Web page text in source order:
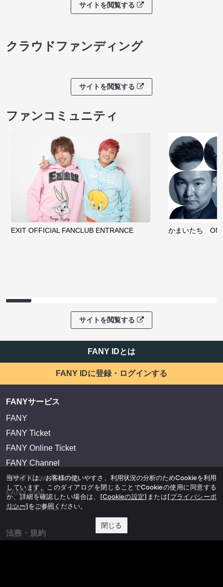
サイトを閲覧する
クラウドファンディング
サイトを閲覧する
ファンコミュニティ
EXIT OFFICIAL FANCLUB ENTRANCE かまいたち
サイトを閲覧する
FANY IDとは
FANY IDに登録・ログインする
FANYサービス
FANY
FANY Ticket
FANY Online Ticket
FANY Channel
FANY Crowdfunding
FANY Mall
FANY Commu
法務・規約
当サイトは、お客様の使いやすさ、利用状況の分析のためCookieを利用
しています。このダイアログを閉じることでCookieの使用に同意する
か、詳細を確認したい場合は、 [Cookieの設定] または[プライバシーポ
リシー]をご参照ください。
閉じる